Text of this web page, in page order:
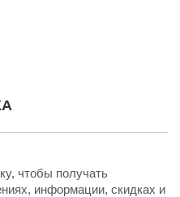
чтобы получать
информации, скидках и